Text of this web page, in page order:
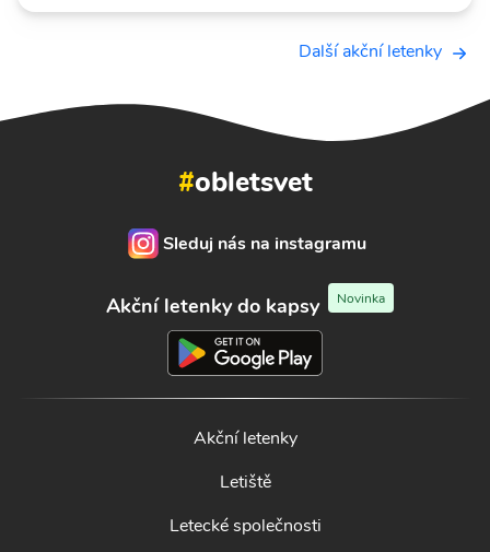
Další akční letenky
#obletsvet
Sleduj nás na instagramu
Akční letenky do kapsy Novinka
Akční letenky
Letiště
Letecké společnosti